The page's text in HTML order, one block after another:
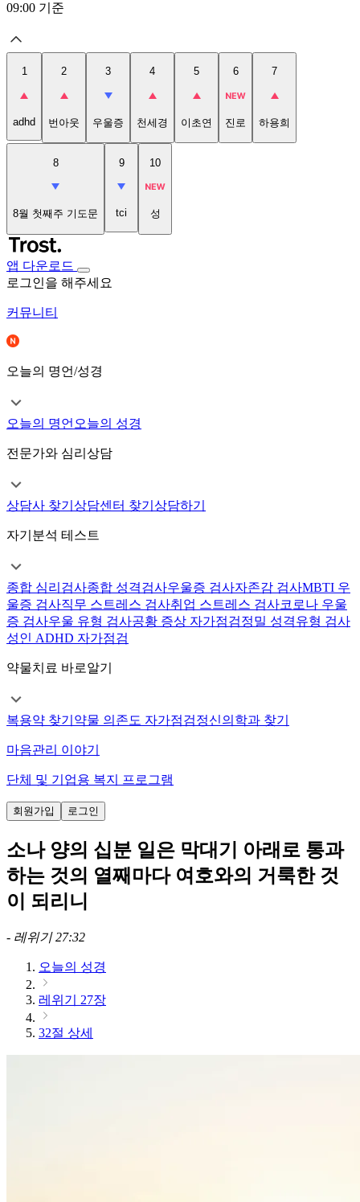
09:00 기준
1
adhd
2
번아웃
3
우울증
4
천세경
5
이초연
6
진로
7
하용희
8
8월 첫째주 기도문
9
tci
10
성
앱 다운로드
로그인을 해주세요
커뮤니티
오늘의 명언/성경
오늘의 명언 오늘의 성경
전문가와 심리상담
상담사 찾기 상담센터 찾기 상담하기
자기분석 테스트
종합 심리검사종합 성격검사우울증 검사자존감 검사MBTI 우
울증 검사직무 스트레스 검사취업 스트레스 검사코로나 우울
증 검사우울 유형 검사공황 증상 자가점검정밀 성격유형 검사
성인 ADHD 자가점검
약물치료 바로알기
복용약 찾기 약물 의존도 자가점검정신의학과 찾기
마음관리 이야기
단체 및 기업용 복지 프로그램
회원가입 로그인
소나 양의 십분 일은 막대기 아래로 통과
하는 것의 열째마다 여호와의 거룩한 것
이 되리니
- 레위기 27:32
오늘의 성경
레위기 27장
32절 상세